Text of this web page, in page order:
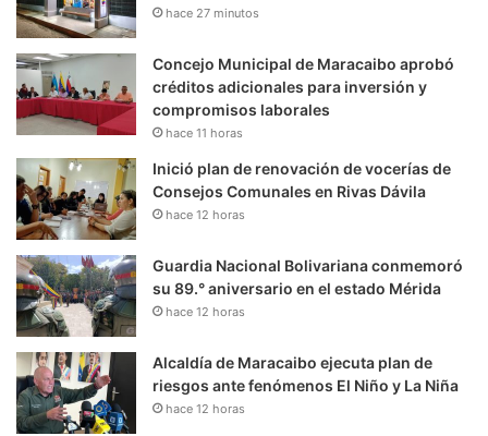
hace 27 minutos
Concejo Municipal de Maracaibo aprobó
créditos adicionales para inversión y
compromisos laborales
hace 11 horas
Inició plan de renovación de vocerías de
Consejos Comunales en Rivas Dávila
hace 12 horas
Guardia Nacional Bolivariana conmemoró
su 89.° aniversario en el estado Mérida
hace 12 horas
Alcaldía de Maracaibo ejecuta plan de
riesgos ante fenómenos El Niño y La Niña
hace 12 horas